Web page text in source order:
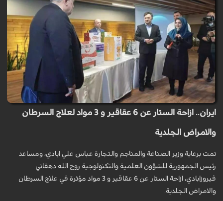
ايران.. ازاحة الستار عن 6 عقاقير و 3 مواد لعلاج السرطان
والامراض الجلدية
تمت برعاية وزير الصناعة والمناجم والتجارة عباس علي ابادي، ومساعد
رئيس الجمهورية للشؤون العلمية والتكنولوجية روح الله دهقاني
فيروزابادي، ازاحة الستار عن 6 عقاقير و 3 مواد مؤثرة في علاج السرطان
والامراض الجلدية.